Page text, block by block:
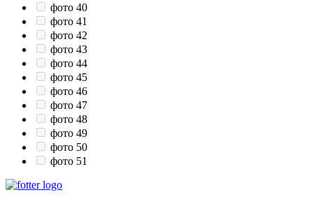
фото 40
фото 41
фото 42
фото 43
фото 44
фото 45
фото 46
фото 47
фото 48
фото 49
фото 50
фото 51